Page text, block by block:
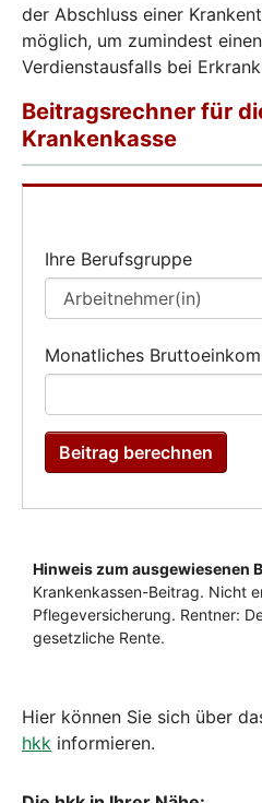
der Abschluss einer
möglich, um zumindest
Verdienstausfalls bei
Hier können Sie sich über
hkk informieren.